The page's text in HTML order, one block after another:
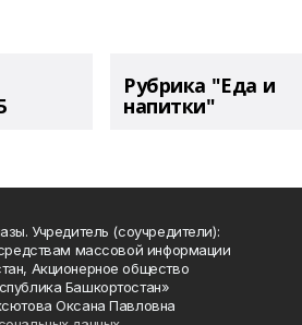
Рубрика "Еда и
напитки"
Учредитель (соучредители):
массовой информации
Акционерное общество
Башкортостан»
Оксана Павловна